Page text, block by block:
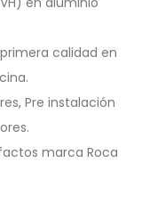
calidad en
Pre instalación
marca Roca